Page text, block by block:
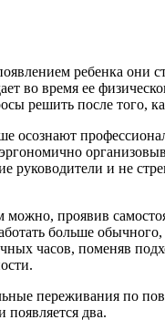
ребенка они
во время ее
решить после того,
осознают
руководители и не
проявив
больше
часов, поменяв
переживания по
появляется два.